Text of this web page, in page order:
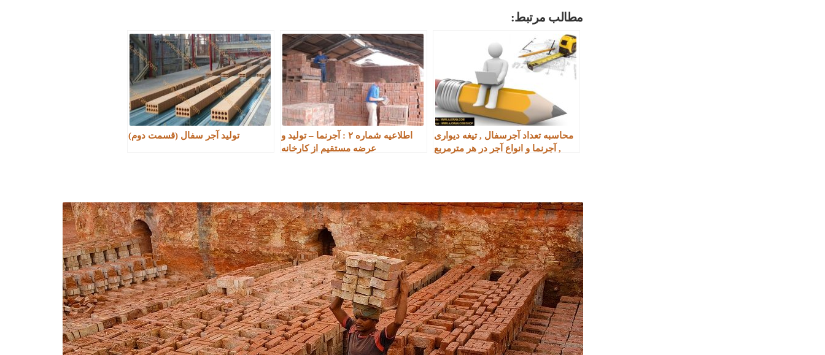
مطالب مرتبط:
محاسبه تعداد آجرسفال , تیغه دیواری
, آجرنما و انواع آجر در هر مترمربع
اطلاعیه شماره ۲ : آجرنما – تولید و
عرضه مستقیم از کارخانه
تولید آجر سفال (قسمت دوم)